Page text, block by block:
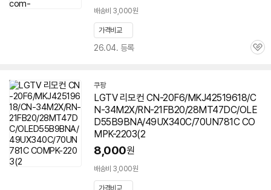
배송비 3,000원
가격비교
26.04. 등록
관
쿠팡
LGTV 리모컨 CN-20F6/MKJ42519618/C
N-34M2X/RN-21FB20/28MT47DC/OLE
D55B9BNA/49UX340C/70UN781C CO
MPK-2203(2
8,000원
배송비 3,000원
가격비교